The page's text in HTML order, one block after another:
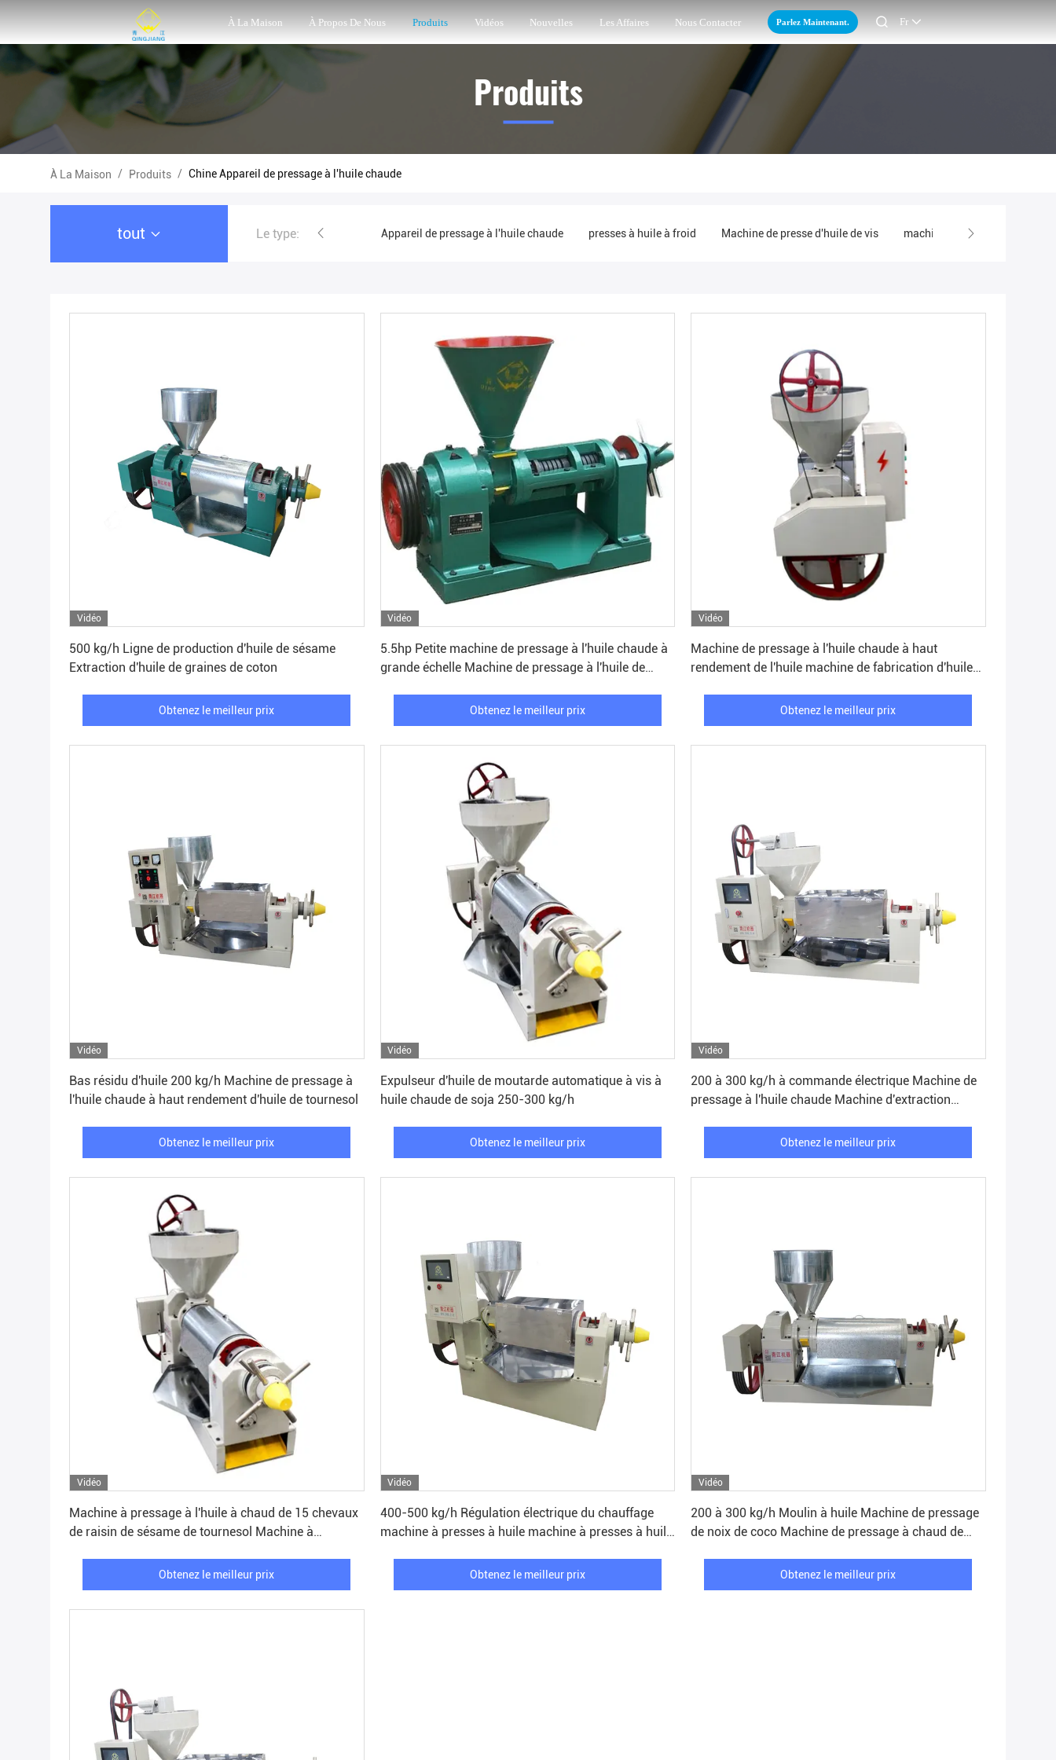
À La Maison À Propos De Nous Produits Vidéos Nouvelles Les Affaires Nous Contacter Parlez Maintenant.  Fr
Produits
À La Maison / Produits / Chine Appareil de pressage à l'huile chaude
tout Le type:
machine à presses à huile en spirale Appareil de pressage à l'huile chaude presses à huile à froid Machine de presse d'huile de vis machine commerciale de
Vidéo
500 kg/h Ligne de production d'huile de sésame
Extraction d'huile de graines de coton
Obtenez le meilleur prix
Vidéo
5.5hp Petite machine de pressage à l'huile chaude à
grande échelle Machine de pressage à l'huile de
Obtenez le meilleur prix
Vidéo
Machine de pressage à l'huile chaude à haut
rendement de l'huile machine de fabrication d'huile
Obtenez le meilleur prix
Vidéo
Bas résidu d'huile 200 kg/h Machine de pressage à
l'huile chaude à haut rendement d'huile de tournesol
Obtenez le meilleur prix
Vidéo
Expulseur d'huile de moutarde automatique à vis à
huile chaude de soja 250-300 kg/h
Obtenez le meilleur prix
Vidéo
200 à 300 kg/h à commande électrique Machine de
pressage à l'huile chaude Machine d'extraction
Obtenez le meilleur prix
Vidéo
Machine à pressage à l'huile à chaud de 15 chevaux
de raisin de sésame de tournesol Machine à
Obtenez le meilleur prix
Vidéo
400-500 kg/h Régulation électrique du chauffage
machine à presses à huile machine à presses à huile
Obtenez le meilleur prix
Vidéo
200 à 300 kg/h Moulin à huile Machine de pressage
de noix de coco Machine de pressage à chaud de
Obtenez le meilleur prix